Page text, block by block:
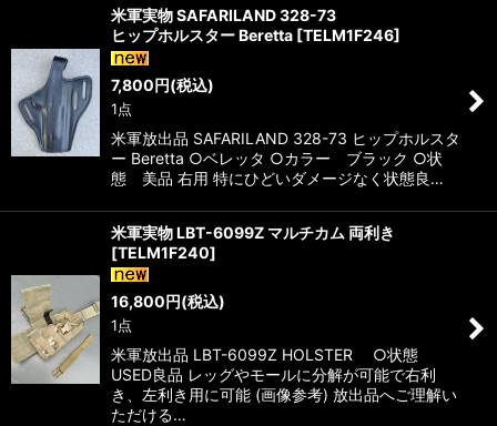
米軍実物 SAFARILAND 328-73
ヒップホルスター Beretta [TELM1F246]
7,800円(税込)
1点
米軍放出品 SAFARILAND 328-73 ヒップホルスタ
ー Beretta ○ベレッタ ○カラー ブラック ○状
態 美品 右用 特にひどいダメージなく状態良…
米軍実物 LBT-6099Z マルチカム 両利き
[TELM1F240]
16,800円(税込)
1点
米軍放出品 LBT-6099Z HOLSTER ○状態
USED良品 レッグやモールに分解が可能で右利
き、左利き用に可能 (画像参考) 放出品へご理解い
ただける…